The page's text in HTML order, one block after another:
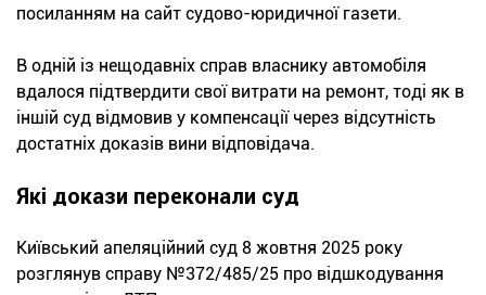
посиланням на сайт судово-юридичної газети.
В одній із нещодавніх справ власнику автомобіля
вдалося підтвердити свої витрати на ремонт, тоді як в
іншій суд відмовив у компенсації через відсутність
достатніх доказів вини відповідача.
Які докази переконали суд
Київський апеляційний суд 8 жовтня 2025 року
розглянув справу №372/485/25 про відшкодування